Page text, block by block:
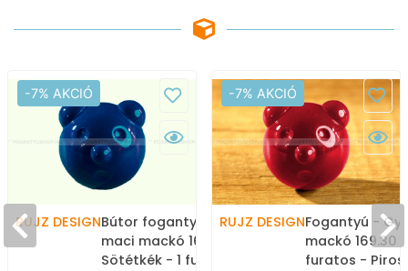
-7% AKCIÓ
RUJZ DESIGNBútor fogantyú - Gyerek
maci mackó 169.30
Sötétkék - 1 furatos -
-7% AKCIÓ
RUJZ DESIGNFogantyú -
mackó 169.30
furatos - Piros